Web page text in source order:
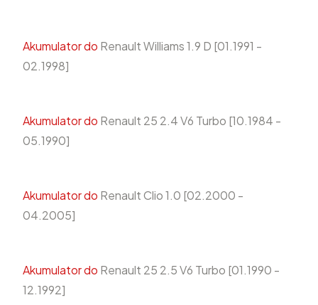
Akumulator do Renault Williams 1.9 D [01.1991 -
02.1998]
Akumulator do Renault 25 2.4 V6 Turbo [10.1984 -
05.1990]
Akumulator do Renault Clio 1.0 [02.2000 -
04.2005]
Akumulator do Renault 25 2.5 V6 Turbo [01.1990 -
12.1992]